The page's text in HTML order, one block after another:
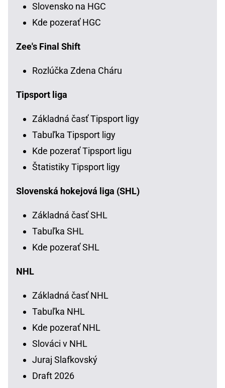
Slovensko na HGC
Kde pozerať HGC
Zee's Final Shift
Rozlúčka Zdena Cháru
Tipsport liga
Základná časť Tipsport ligy
Tabuľka Tipsport ligy
Kde pozerať Tipsport ligu
Štatistiky Tipsport ligy
Slovenská hokejová liga (SHL)
Základná časť SHL
Tabuľka SHL
Kde pozerať SHL
NHL
Základná časť NHL
Tabuľka NHL
Kde pozerať NHL
Slováci v NHL
Juraj Slafkovský
Draft 2026